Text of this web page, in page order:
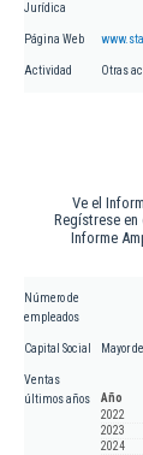
Jurídica
Página Web
Actividad Otras
Ve el
Regístrese en
Informe
Número de
empleados
Capital Social Mayor
Ventas
últimos años
Año
2022
2023
2024